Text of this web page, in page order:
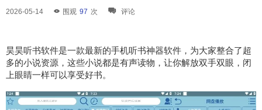
2026-05-14 围观 97 次 评论
昊昊听书软件是一款最新的手机听书神器软件，为大家整合了超
多的小说资源，这些小说都是有声读物，让你解放双手双眼，闭
上眼睛一样可以享受好书。